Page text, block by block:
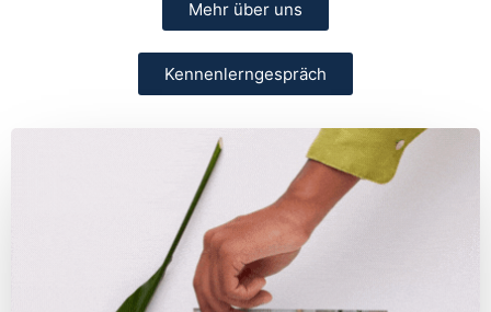
Mehr über uns
Kennenlerngespräch